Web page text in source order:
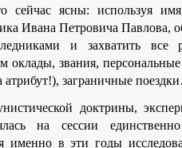
сейчас ясны: используя
Ивана Петровича Павлова,
и захватить все
звания,
атрибут!), заграничные
доктрины,
на сессии
именно в эти годы